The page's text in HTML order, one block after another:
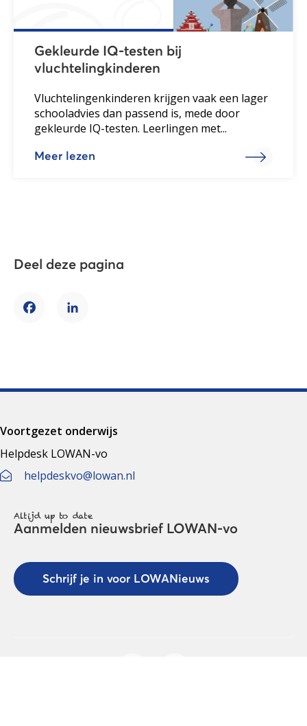
Gekleurde IQ-testen bij
vluchtelingkinderen
Vluchtelingenkinderen krijgen vaak een lager
schooladvies dan passend is, mede door
gekleurde IQ-testen. Leerlingen met...
Meer lezen
Deel deze pagina
FacebookLinkedIn
Voortgezet onderwijs
Helpdesk LOWAN-vo
helpdeskvo@lowan.nl
Altijd up to date
Aanmelden nieuwsbrief LOWAN-vo
Schrijf je in voor LOWANieuws